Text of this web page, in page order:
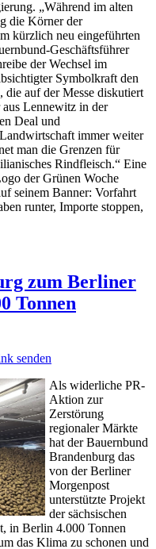
„Während im alten
die Körner der
kürzlich neu eingeführten
Geschäftsführer
der Wechsel im
Symbolkraft den
auf der Messe diskutiert
Lennewitz in der
Deal und
immer weiter
man die Grenzen für
Rindfleisch.“ Eine
der Grünen Woche
seinem Banner: Vorfahrt
runter, Importe stoppen,
zum Berliner
Tonnen
senden
Als widerliche PR-
Aktion zur
Zerstörung
regionaler Märkte
hat der Bauernbund
Brandenburg das
von der Berliner
Morgenpost
unterstützte Projekt
der sächsischen
in Berlin 4.000 Tonnen
das Klima zu schonen und